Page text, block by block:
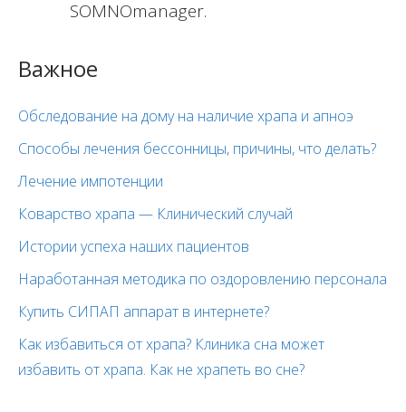
SOMNOmanager.
Важное
Обследование на дому на наличие храпа и апноэ
Способы лечения бессонницы, причины, что делать?
Лечение импотенции
Коварство храпа — Клинический случай
Истории успеха наших пациентов
Наработанная методика по оздоровлению персонала
Купить СИПАП аппарат в интернете?
Как избавиться от храпа? Клиника сна может
избавить от храпа. Как не храпеть во сне?